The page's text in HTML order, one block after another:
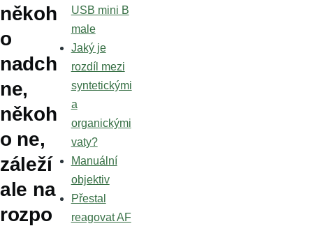
někoh
o
nadch
ne,
někoh
o ne,
záleží
ale na
rozpo
USB mini B
male
Jaký je
rozdíl mezi
syntetickými
a
organickými
vaty?
Manuální
objektiv
Přestal
reagovat AF